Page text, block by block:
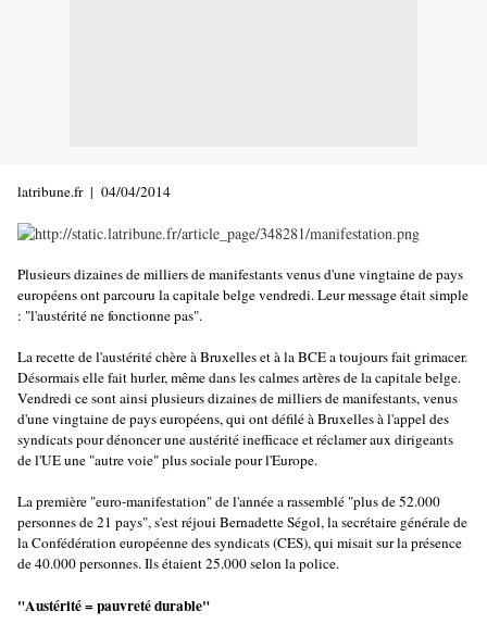
latribune.fr | 04/04/2014
Plusieurs dizaines de milliers de manifestants venus d'une vingtaine de pays
européens ont parcouru la capitale belge vendredi. Leur message était simple
: "l'austérité ne fonctionne pas".
La recette de l'austérité chère à Bruxelles et à la BCE a toujours fait grimacer.
Désormais elle fait hurler, même dans les calmes artères de la capitale belge.
Vendredi ce sont ainsi plusieurs dizaines de milliers de manifestants, venus
d'une vingtaine de pays européens, qui ont défilé à Bruxelles à l'appel des
syndicats pour dénoncer une austérité inefficace et réclamer aux dirigeants
de l'UE une "autre voie" plus sociale pour l'Europe.
La première "euro-manifestation" de l'année a rassemblé "plus de 52.000
personnes de 21 pays", s'est réjoui Bernadette Ségol, la secrétaire générale de
la Confédération européenne des syndicats (CES), qui misait sur la présence
de 40.000 personnes. Ils étaient 25.000 selon la police.
"Austérité = pauvreté durable"